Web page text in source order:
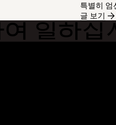
특별히 엄
글 보기
일하십